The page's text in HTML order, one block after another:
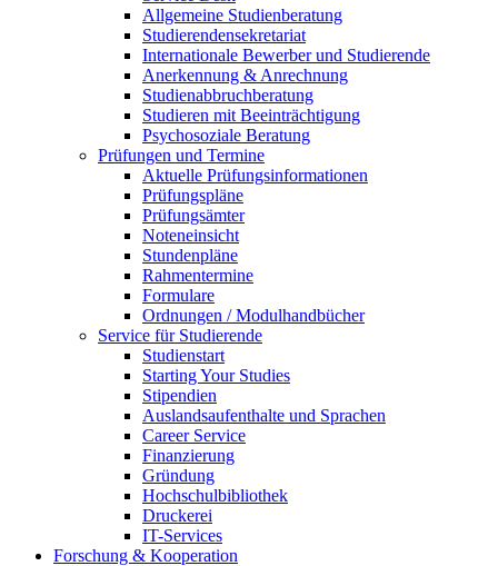
Allgemeine Studienberatung
Studierendensekretariat
Internationale Bewerber und Studierende
Anerkennung & Anrechnung
Studienabbruchberatung
Studieren mit Beeinträchtigung
Psychosoziale Beratung
Prüfungen und Termine
Aktuelle Prüfungsinformationen
Prüfungspläne
Prüfungsämter
Noteneinsicht
Stundenpläne
Rahmentermine
Formulare
Ordnungen / Modulhandbücher
Service für Studierende
Studienstart
Starting Your Studies
Stipendien
Auslandsaufenthalte und Sprachen
Career Service
Finanzierung
Gründung
Hochschulbibliothek
Druckerei
IT-Services
Forschung & Kooperation